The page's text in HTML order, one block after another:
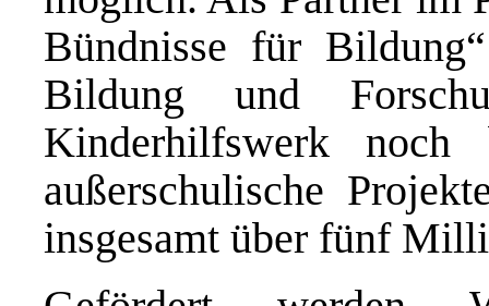
Bündnisse für
Bildung und
Kinderhilfswerk
außerschulische
insgesamt über fünf